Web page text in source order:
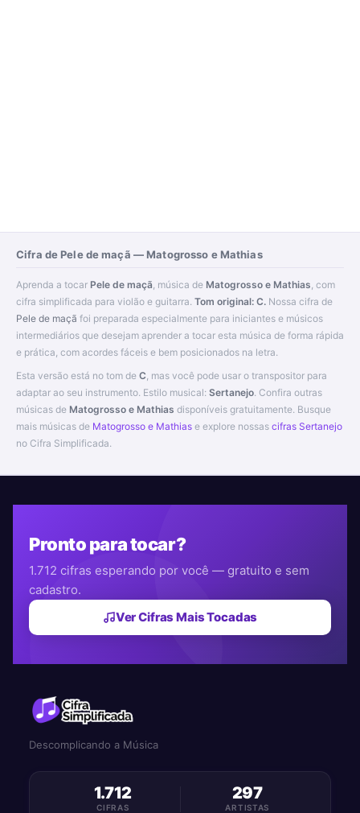
Cifra de Pele de maçã — Matogrosso e Mathias
Aprenda a tocar Pele de maçã , música de Matogrosso e Mathias , com
cifra simplificada para violão e guitarra. Tom original: C. Nossa cifra de
Pele de maçã foi preparada especialmente para iniciantes e músicos
intermediários que desejam aprender a tocar esta música de forma rápida
e prática, com acordes fáceis e bem posicionados na letra.
Esta versão está no tom de C , mas você pode usar o transpositor para
adaptar ao seu instrumento. Estilo musical: Sertanejo. Confira outras
músicas de Matogrosso e Mathias disponíveis gratuitamente. Busque
mais músicas de Matogrosso e Mathias e explore nossas cifras Sertanejo
no Cifra Simplificada.
Pronto para tocar?
1.712 cifras esperando por você — gratuito e sem
cadastro.
Ver Cifras Mais Tocadas
Descomplicando a Música
1.712
CIFRAS
297
ARTISTAS